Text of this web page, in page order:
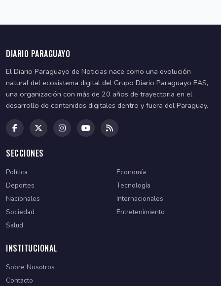
DIARIO PARAGUAYO
El Diario Paraguayo de Noticias nace como una evolución
natural del ecosistema digital del Grupo Diario Paraguayo EAS,
una organización con más de 20 años de trayectoria en el
desarrollo de contenidos digitales dentro y fuera del Paraguay.
SECCIONES
Política
Economía
Deportes
Tecnología
Nacionales
Internacionales
Sociedad
Entretenimiento
Salud
INSTITUCIONAL
Sobre Nosotros
Contacto